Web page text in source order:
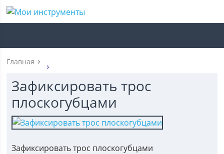
Главная
Зафиксировать трос
плоскогубцами
Зафиксировать трос плоскогубцами